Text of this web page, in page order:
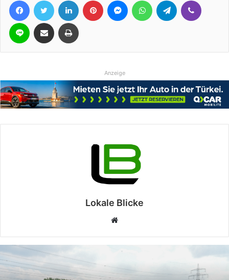
Line Teile per E-Mail Drucken
Anzeige
Lokale Blicke
Webseite